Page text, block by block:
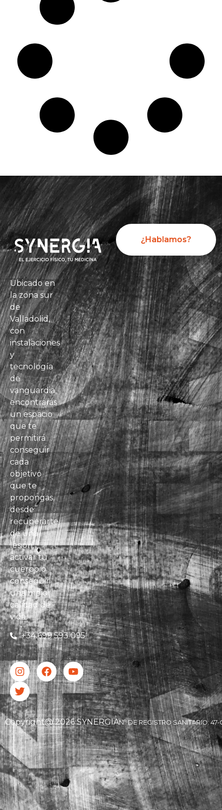
Ubicado en
la zona sur
de
Valladolid,
con
instalaciones
y
tecnología
de
vanguardia,
encontrarás
un espacio
que te
permitirá
conseguir
cada
objetivo
que te
propongas,
desde
recuperarte
de una
lesión,
activar tu
cuerpo o
conseguir
una mejor
calidad de
vida.
+34 699 593 095
¿Hablamos?
Copyright@ 2026 SYNERGIANº DE REGISTRO SANITARIO: 47-